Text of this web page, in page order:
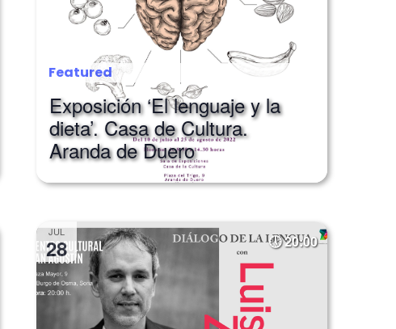
Featured
Exposición ‘El lenguaje y la
dieta’. Casa de Cultura.
Aranda de Duero
JUL
28 20:00